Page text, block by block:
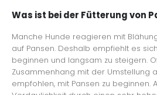
Was ist bei der Fütterung von
Manche Hunde reagieren mit
auf Pansen. Deshalb empfiehlt es
beginnen und langsam zu steigern.
Zusammenhang mit der Umstellung
empfohlen, mit Pansen zu beginnen.